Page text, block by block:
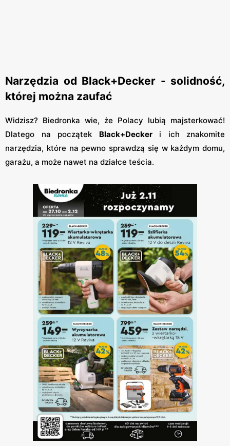
Narzędzia od Black+Decker - solidność,
której można zaufać
Widzisz? Biedronka wie, że Polacy lubią majsterkować!
Dlatego na początek Black+Deckeri ich znakomite
narzędzia, które na pewno sprawdzą się w każdym domu,
garażu, a może nawet na działce teścia.